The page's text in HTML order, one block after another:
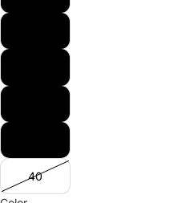
40